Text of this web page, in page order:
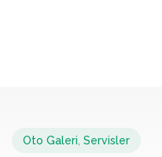
Oto Galeri Servisler